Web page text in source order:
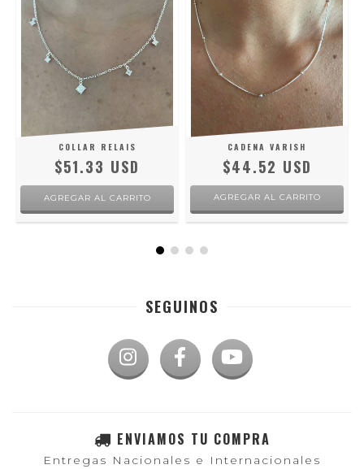
COLLAR RELAIS
$51.33 USD
CADENA VARISH
$44.52 USD
AGREGAR AL CARRITO
SEGUINOS
ENVIAMOS TU COMPRA
Entregas Nacionales e Internacionales